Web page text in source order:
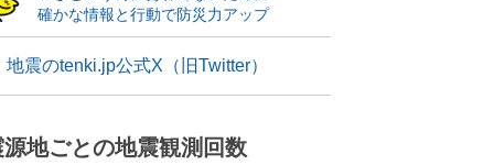
確かな情報と行動で防災力アップ
地震のtenki.jp公式X（旧Twitter）
源地ごとの地震観測回数